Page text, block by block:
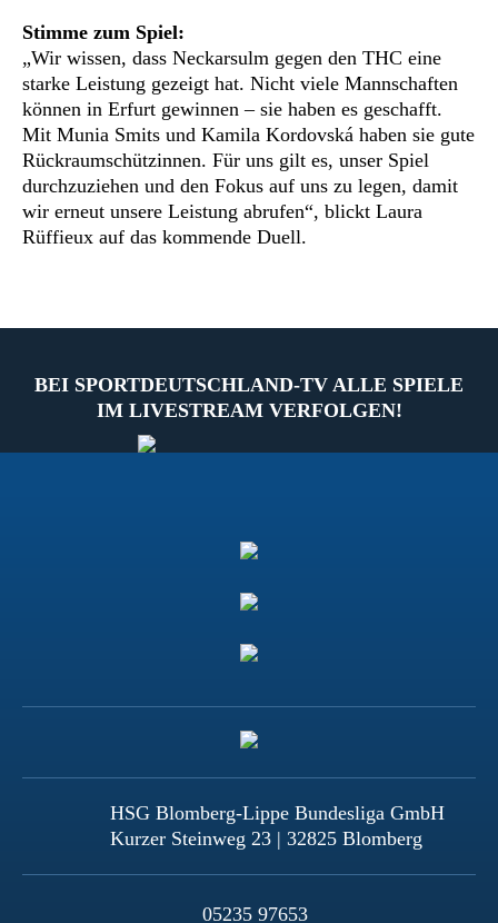
Stimme zum Spiel:
„Wir wissen, dass Neckarsulm gegen den THC eine
starke Leistung gezeigt hat. Nicht viele Mannschaften
können in Erfurt gewinnen – sie haben es geschafft.
Mit Munia Smits und Kamila Kordovská haben sie gute
Rückraumschützinnen. Für uns gilt es, unser Spiel
durchzuziehen und den Fokus auf uns zu legen, damit
wir erneut unsere Leistung abrufen“, blickt Laura
Rüffieux auf das kommende Duell.
BEI SPORTDEUTSCHLAND-TV ALLE SPIELE
IM LIVESTREAM VERFOLGEN!
HSG Blomberg-Lippe Bundesliga GmbH
Kurzer Steinweg 23 | 32825 Blomberg
05235 97653